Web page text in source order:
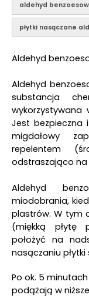
aldehyd
płytki nasączane
Aldehyd
Aldehyd
substancja
Jest bezpieczna
migdałowy
repelentem
odstraszająco na
Aldehyd
miodobrania,
plastrów. W tym
(miękką płytę
położyć na
nasączaniu
Po ok. 5
podążają w